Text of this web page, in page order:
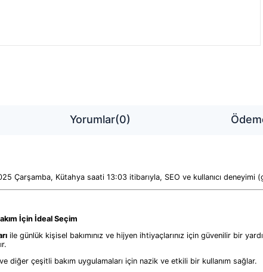
Yorumlar(0)
Çarşamba, Kütahya saati 13:03 itibarıyla, SEO ve kullanıcı deneyimi
İçin İdeal Seçim
ile günlük kişisel bakımınız ve hijyen ihtiyaçlarınız için güvenilir bir
diğer çeşitli bakım uygulamaları için nazik ve etkili bir kullanım sağlar.